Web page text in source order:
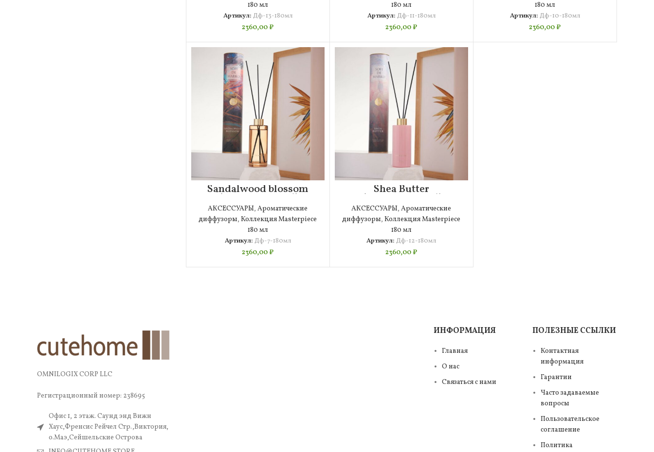
180 мл
Артикул: Дф-13-180мл
2360,00₽
180 мл
Артикул: Дф-11-180мл
2360,00₽
180 мл
Артикул: Дф-10-180мл
2360,00₽
Sandalwood blossom
Ароматический
диффузор (180мл)
АКСЕССУАРЫ,Ароматические
диффузоры,Коллекция Masterpiece
180 мл
Артикул: Дф-7-180мл
2360,00₽
Shea Butter
Ароматический
диффузор (180мл)
АКСЕССУАРЫ,Ароматические
диффузоры,Коллекция Masterpiece
180 мл
Артикул:Дф-12-180мл
2360,00₽
OMNILOGIX CORP LLC
Регистрационный номер: 238695
Офис 1, 2 этаж. Саунд энд Вижн
Хаус,Френсис Рейчел Стр.,Виктория,
о.Маэ,Сейшельские Острова
ИНФОРМАЦИЯ
Главная
О нас
Связаться с нами
ПОЛЕЗНЫЕ ССЫЛКИ
Контактная
информация
Гарантии
Часто задаваемые
вопросы
Пользовательское
соглашение
Политика